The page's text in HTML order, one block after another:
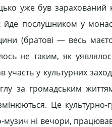
уже був зарахований
йде послушником у
(братові — весь
не таким, як
у культурних
за громадським
Це культурно-
ні вечори,